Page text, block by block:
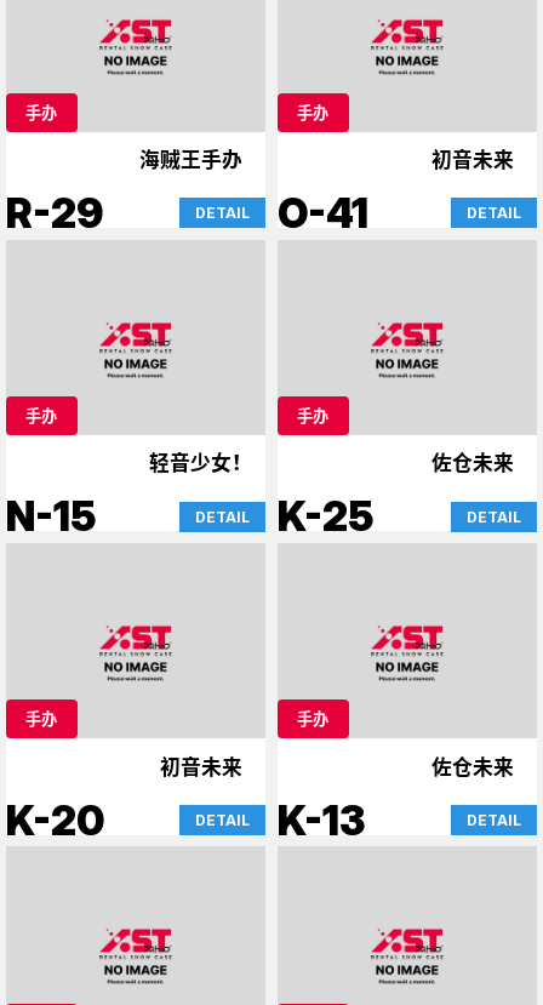
手办
海贼王手办
R-29 DETAIL
手办
初音未来
O-41 DETAIL
手办
轻音少女！
N-15 DETAIL
手办
佐仓未来
K-25 DETAIL
手办
初音未来
K-20 DETAIL
手办
佐仓未来
K-13 DETAIL